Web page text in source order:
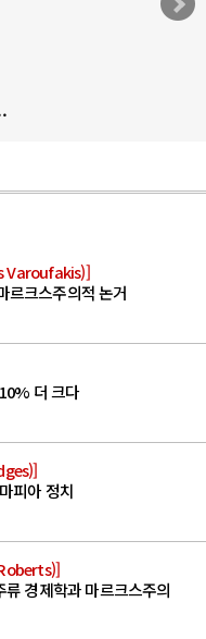
Varoufakis)]
르크스주의적 논거
더 크다
피아 정치
경제학과 마르크스주의